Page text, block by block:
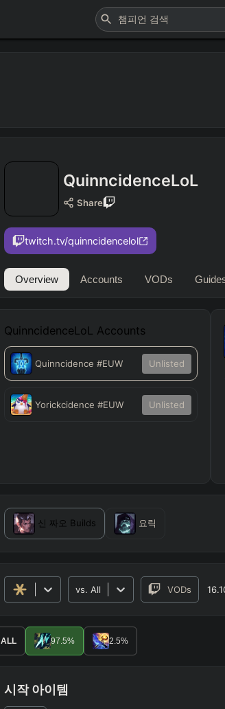
QuinncidenceLoL
Share
twitch.tv/quinncidencelol
Overview Accounts VODs
QuinncidenceLoL Accounts
Quinncidence #EUW Unlisted
Yorickcidence #EUW Unlisted
신 짜오 Builds 요릭
vs. All VODs
Advanced Search PRO
ENEMY TEAM
ALL 97.5% 2.5%
시작 아이템